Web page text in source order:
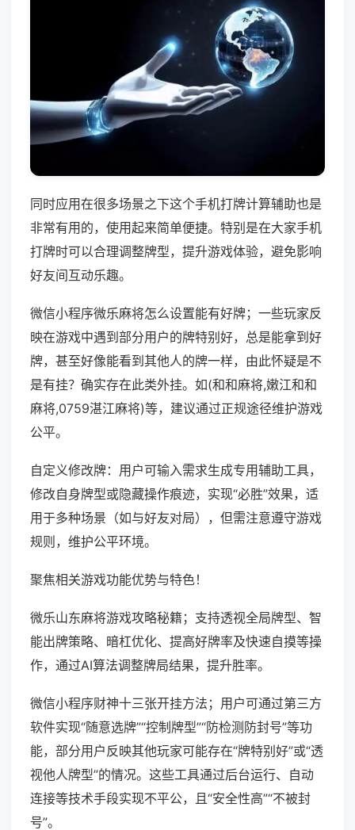
同时应用在很多场景之下这个手机打牌计算辅助也是
非常有用的，使用起来简单便捷。特别是在大家手机
打牌时可以合理调整牌型，提升游戏体验，避免影响
好友间互动乐趣。
微信小程序微乐麻将怎么设置能有好牌；一些玩家反
映在游戏中遇到部分用户的牌特别好，总是能拿到好
牌，甚至好像能看到其他人的牌一样，由此怀疑是不
是有挂？确实存在此类外挂。如(和和麻将,嫩江和和
麻将,0759湛江麻将)等，建议通过正规途径维护游戏
公平。
自定义修改牌：用户可输入需求生成专用辅助工具，
修改自身牌型或隐藏操作痕迹，实现“必胜”效果，适
用于多种场景（如与好友对局），但需注意遵守游戏
规则，维护公平环境。
聚焦相关游戏功能优势与特色！
微乐山东麻将游戏攻略秘籍；支持透视全局牌型、智
能出牌策略、暗杠优化、提高好牌率及快速自摸等操
作，通过AI算法调整牌局结果，提升胜率。
微信小程序财神十三张开挂方法；用户可通过第三方
软件实现“随意选牌”“控制牌型”“防检测防封号”等功
能，部分用户反映其他玩家可能存在“牌特别好”或“透
视他人牌型”的情况。这些工具通过后台运行、自动
连接等技术手段实现不平公，且“安全性高”“不被封
号”。